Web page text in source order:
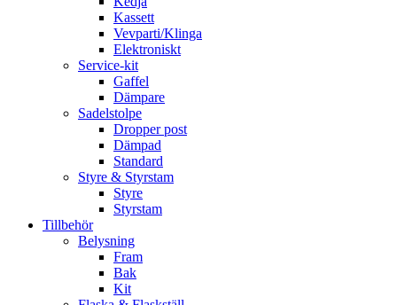
Kassett
Vevparti/Klinga
Elektroniskt
Service-kit
Gaffel
Dämpare
Sadelstolpe
Dropper post
Dämpad
Standard
Styre & Styrstam
Styre
Styrstam
Tillbehör
Belysning
Fram
Bak
Kit